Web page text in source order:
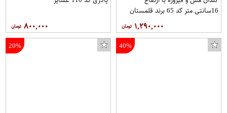
16سانتی متر کد 65 برند قلمستان
۱,۲۹۰,۰۰۰ ۸۰۰,۰۰۰
40%
20%